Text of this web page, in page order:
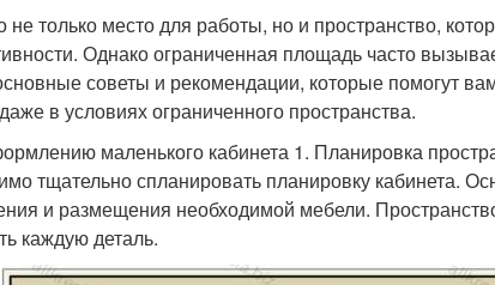
не только место для работы, но и пространство,
Однако ограниченная площадь часто
советы и рекомендации, которые помогут
в условиях ограниченного пространства.
маленького кабинета 1. Планировка
тщательно спланировать планировку кабинета.
и размещения необходимой мебели.
каждую деталь.